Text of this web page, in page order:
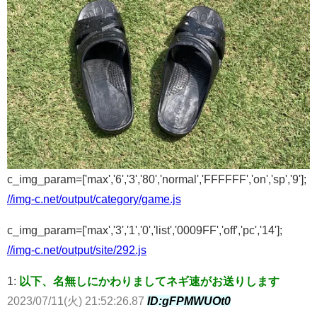
c_img_param=['max','6','3','80','normal','FFFFFF','on','sp','9'];
//img-c.net/output/category/game.js
c_img_param=['max','3','1','0','list','0009FF','off','pc','14'];
//img-c.net/output/site/292.js
1: 以下、名無しにかわりましてネギ速がお送りします
2023/07/11(火) 21:52:26.87 ID:gFPMWUOt0